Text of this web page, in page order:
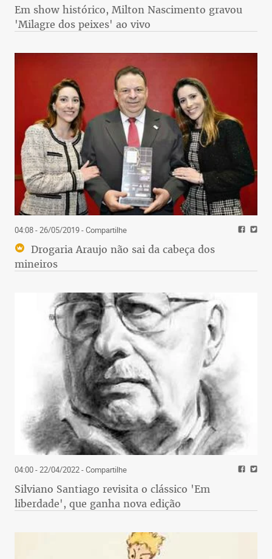
Em show histórico, Milton Nascimento gravou
'Milagre dos peixes' ao vivo
04:08 - 26/05/2019- Compartilhe
Drogaria Araujo não sai da cabeça dos
mineiros
04:00 - 22/04/2022- Compartilhe
Silviano Santiago revisita o clássico 'Em
liberdade', que ganha nova edição